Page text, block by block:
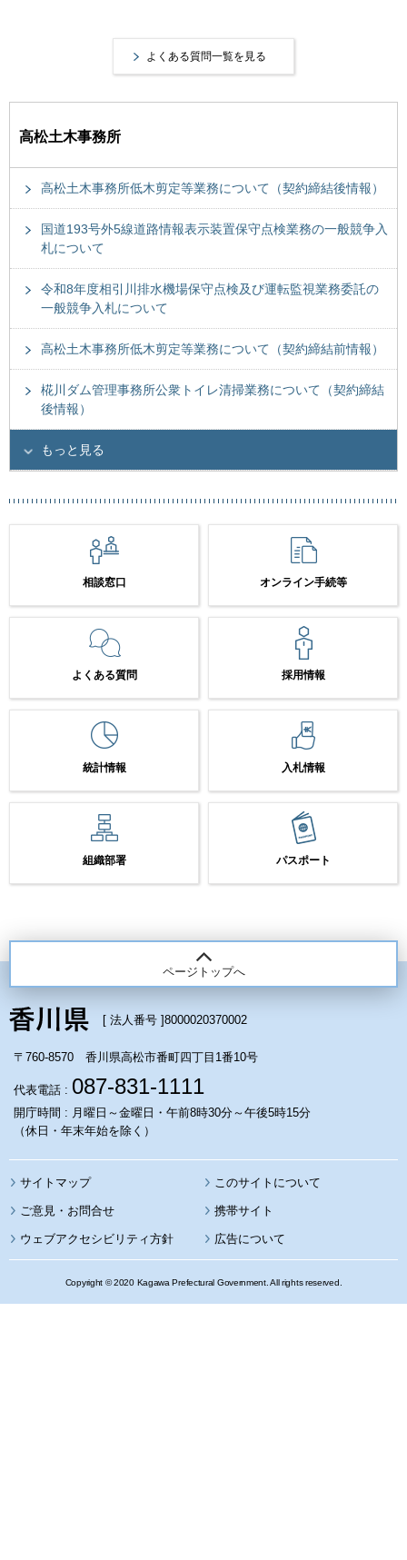
よくある質問一覧を見る
高松土木事務所
高松土木事務所低木剪定等業務について（契約締結後情報）
国道193号外5線道路情報表示装置保守点検業務の一般競争入
札について
令和8年度相引川排水機場保守点検及び運転監視業務委託の
一般競争入札について
高松土木事務所低木剪定等業務について（契約締結前情報）
椛川ダム管理事務所公衆トイレ清掃業務について（契約締結
後情報）
もっと見る
相談窓口 オンライン手続等
よくある質問 採用情報
統計情報 入札情報
組織部署 パスポート
ページトップへ
[ 法人番号 ]8000020370002
〒760-8570 香川県高松市番町四丁目1番10号
代表電話 : 087-831-1111
開庁時間 : 月曜日～金曜日・午前8時30分～午後5時15分
（休日・年末年始を除く）
サイトマップ このサイトについて
携帯サイト
ウェブアクセシビリティ方針 広告について
Copyright © 2020 Kagawa Prefectural Government. All rights reserved.